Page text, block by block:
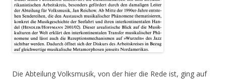
Die Abteilung Volksmusik, von der hier die Rede ist, ging auf